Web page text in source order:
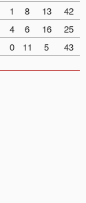
1 8 13
42
4 6 16
25
0 11 5 43